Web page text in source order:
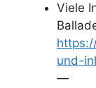
Viele
und-
—